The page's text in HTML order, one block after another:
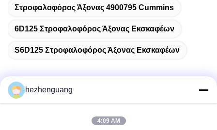
Στροφαλοφόρος Άξονας 4900795 Cummins
6D125 Στροφαλοφόρος Άξονας Εκσκαφέων
S6D125 Στροφαλοφόρος Άξονας Εκσκαφέων
hezhenguang
4:09 AM